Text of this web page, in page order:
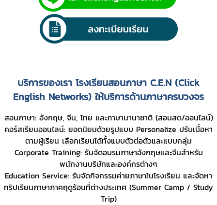
บริการของเรา โรงเรียนสอนภาษา C.E.N (Click
English Networks) ให้บริการด้านภาษาครบวงจร
สอนภาษา: อังกฤษ, จีน, ไทย และภาษานานาชาติ (สอนสด/ออนไลน์)
คอร์สเรียนออนไลน์: ยอดนิยมด้วยรูปแบบ Personalize ปรับเนื้อหา
ตามผู้เรียน เลือกเรียนได้ทั้งแบบตัวต่อตัวและแบบกลุ่ม
Corporate Training: รับจัดอบรมภาษาอังกฤษและจีนสำหรับ
พนักงานบริษัทและองค์กรต่างๆ
Education Service: รับจัดกิจกรรมค่ายภาษาในโรงเรียน และจัดหา
ทริปเรียนภาษาภาคฤดูร้อนที่ต่างประเทศ (Summer Camp / Study
Trip)